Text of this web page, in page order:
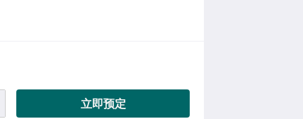
立即预定